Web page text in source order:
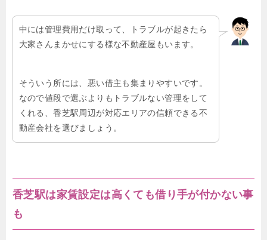
中には管理費用だけ取って、トラブルが起きたら
大家さんまかせにする様な不動産屋もいます。
そういう所には、悪い借主も集まりやすいです。
なので値段で選ぶよりもトラブルない管理をして
くれる、香芝駅周辺が対応エリアの信頼できる不
動産会社を選びましょう。
香芝駅は家賃設定は高くても借り手が付かない事
も